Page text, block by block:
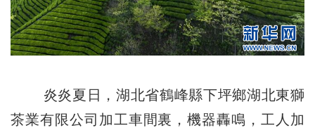
炎炎夏日，湖北省鶴峰縣下坪鄉湖北東獅
茶業有限公司加工車間裏，機器轟鳴，工人加